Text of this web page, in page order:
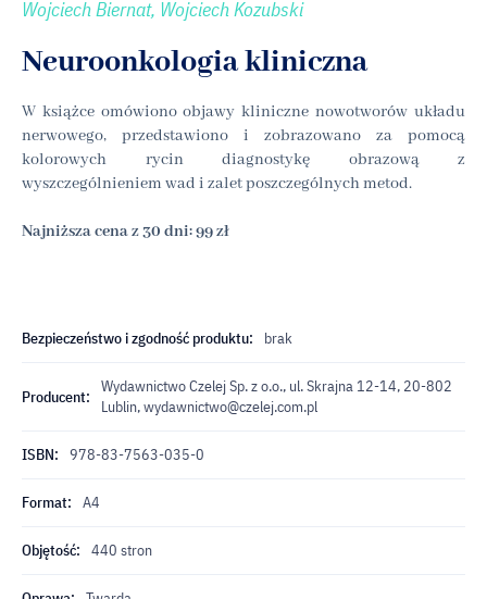
Wojciech Biernat, Wojciech Kozubski
Neuroonkologia kliniczna
W książce omówiono objawy kliniczne nowotworów układu
nerwowego, przedstawiono i zobrazowano za pomocą
kolorowych rycin diagnostykę obrazową z
wyszczególnieniem wad i zalet poszczególnych metod.
Najniższa cena z 30 dni: 99 zł
Bezpieczeństwo i zgodność produktu: brak
Producent:
Wydawnictwo Czelej Sp. z o.o., ul. Skrajna 12-14, 20-802
Lublin,wydawnictwo@czelej.com.pl
ISBN: 978-83-7563-035-0
Format: A4
Objętość: 440 stron